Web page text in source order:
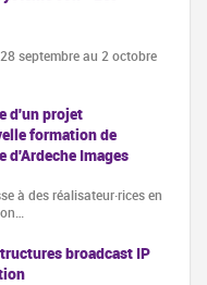
septembre au 2 octobre
d'un projet
formation de
d'Ardeche Images
à des réalisateur·rices en
broadcast IP